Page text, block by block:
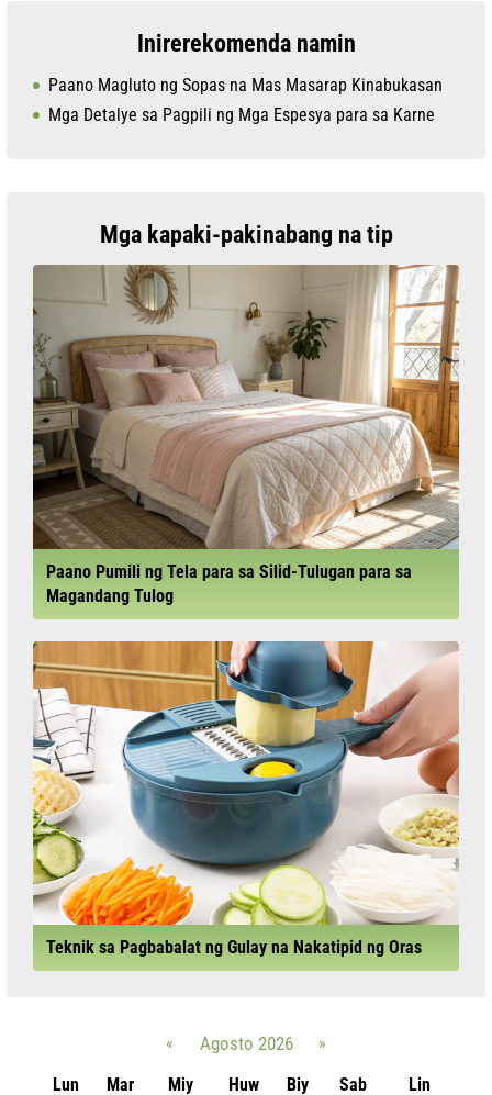
Inirerekomenda namin
Paano Magluto ng Sopas na Mas Masarap Kinabukasan
Mga Detalye sa Pagpili ng Mga Espesya para sa Karne
Mga kapaki-pakinabang na tip
Paano Pumili ng Tela para sa Silid-Tulugan para sa
Magandang Tulog
Teknik sa Pagbabalat ng Gulay na Nakatipid ng Oras
« Agosto 2026
»
Lun
Mar Miy Huw Biy Sab
Lin